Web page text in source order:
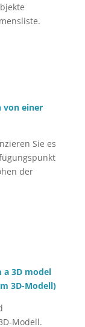
von einer
Sie es
der
a 3D model
3D-Modell)
Modell.